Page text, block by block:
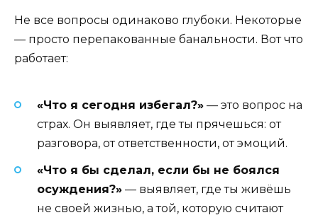
Не все вопросы одинаково глубоки. Некоторые
— просто перепакованные банальности. Вот что
работает:
«Что я сегодня избегал?» — это вопрос на
страх. Он выявляет, где ты прячешься: от
разговора, от ответственности, от эмоций.
«Что я бы сделал, если бы не боялся
осуждения?» — выявляет, где ты живёшь
не своей жизнью, а той, которую считают